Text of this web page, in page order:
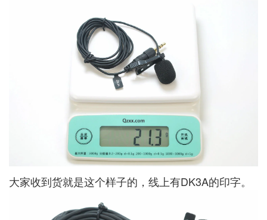
大家收到货就是这个样子的，线上有DK3A的印字。